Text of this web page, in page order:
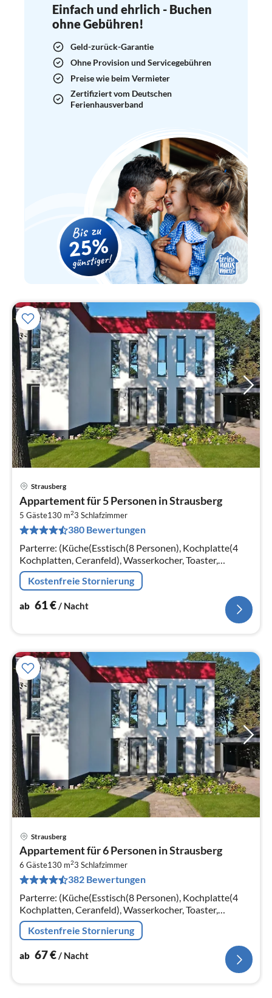
Einfach und ehrlich - Buchen
ohne Gebühren!
Geld-zurück-Garantie
Ohne Provision und Servicegebühren
Preise wie beim Vermieter
Zertifiziert vom Deutschen
Ferienhausverband
Strausberg
Appartement für 5 Personen in Strausberg
5 Gäste130 m23 Schlafzimmer
380 Bewertungen
Parterre: (Küche(Esstisch(8 Personen), Kochplatte(4
Kochplatten, Ceranfeld), Wasserkocher, Toaster,
Kaffeemaschine, Backofen, Mikrowelle, Spülmaschine,
Kühl-/Gefrierkombination)
Kostenfreie Stornierung
ab 61€/ Nacht
Strausberg
Appartement für 6 Personen in Strausberg
6 Gäste130 m23 Schlafzimmer
382 Bewertungen
Parterre: (Küche(Esstisch(8 Personen), Kochplatte(4
Kochplatten, Ceranfeld), Wasserkocher, Toaster,
Kaffeemaschine, Backofen, Mikrowelle, Spülmaschine,
Kühl-/Gefrierkombination)
Kostenfreie Stornierung
ab 67€/ Nacht